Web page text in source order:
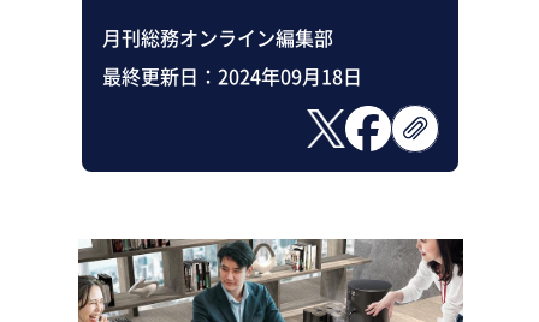
月刊総務オンライン編集部
最終更新日： 2024年09月18日